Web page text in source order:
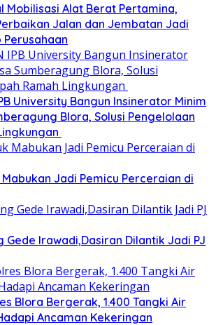
Mobilisasi Alat Berat Pertamina,
Jalan dan Jembatan Jadi
University Bangun Insinerator Minim
Blora, Solusi Pengelolaan
Jadi Pemicu Perceraian di
Gede Irawadi,Dasiran Dilantik Jadi PJ
Blora Bergerak, 1.400 Tangki Air
Ancaman Kekeringan